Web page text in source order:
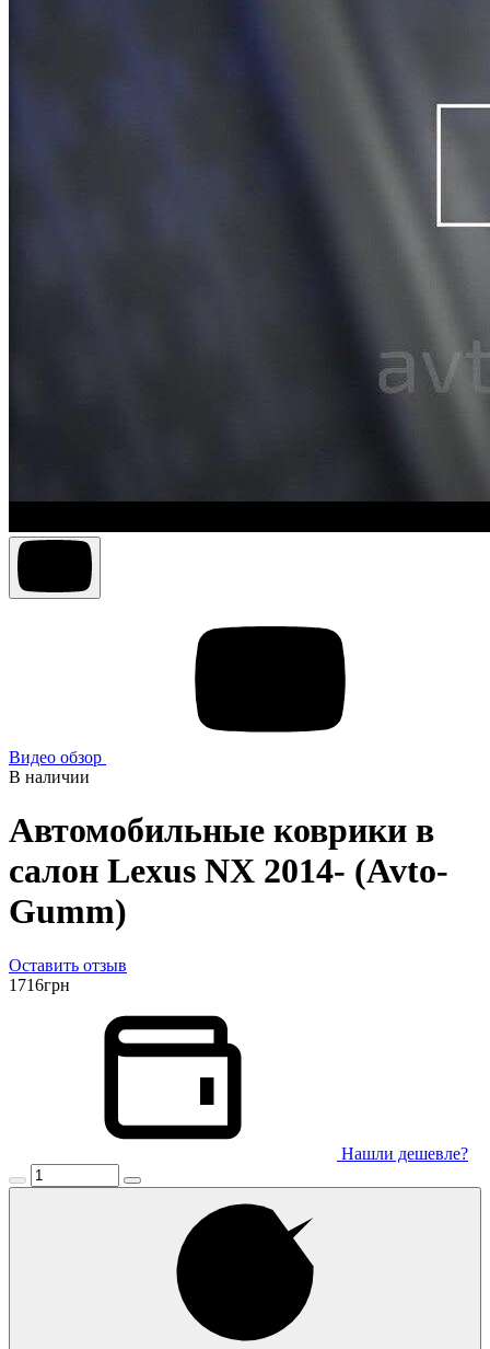
Видео обзор
В наличии
Автомобильные коврики в
салон Lexus NX 2014- (Avto-
Gumm)
Оставить отзыв
1716грн
Нашли дешевле?